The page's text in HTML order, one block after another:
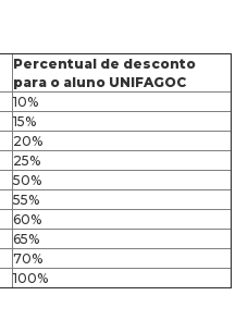
Percentual de desconto
para o aluno UNIFAGOC
10%
15%
20%
25%
50%
55%
60%
65%
70%
100%